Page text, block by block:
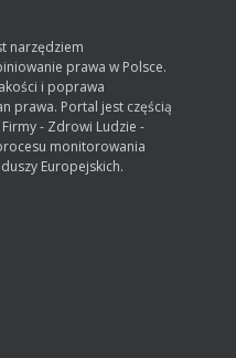
narzędziem
prawa w Polsce.
i poprawa
prawa. Portal jest częścią
- Zdrowi Ludzie -
monitorowania
Europejskich.